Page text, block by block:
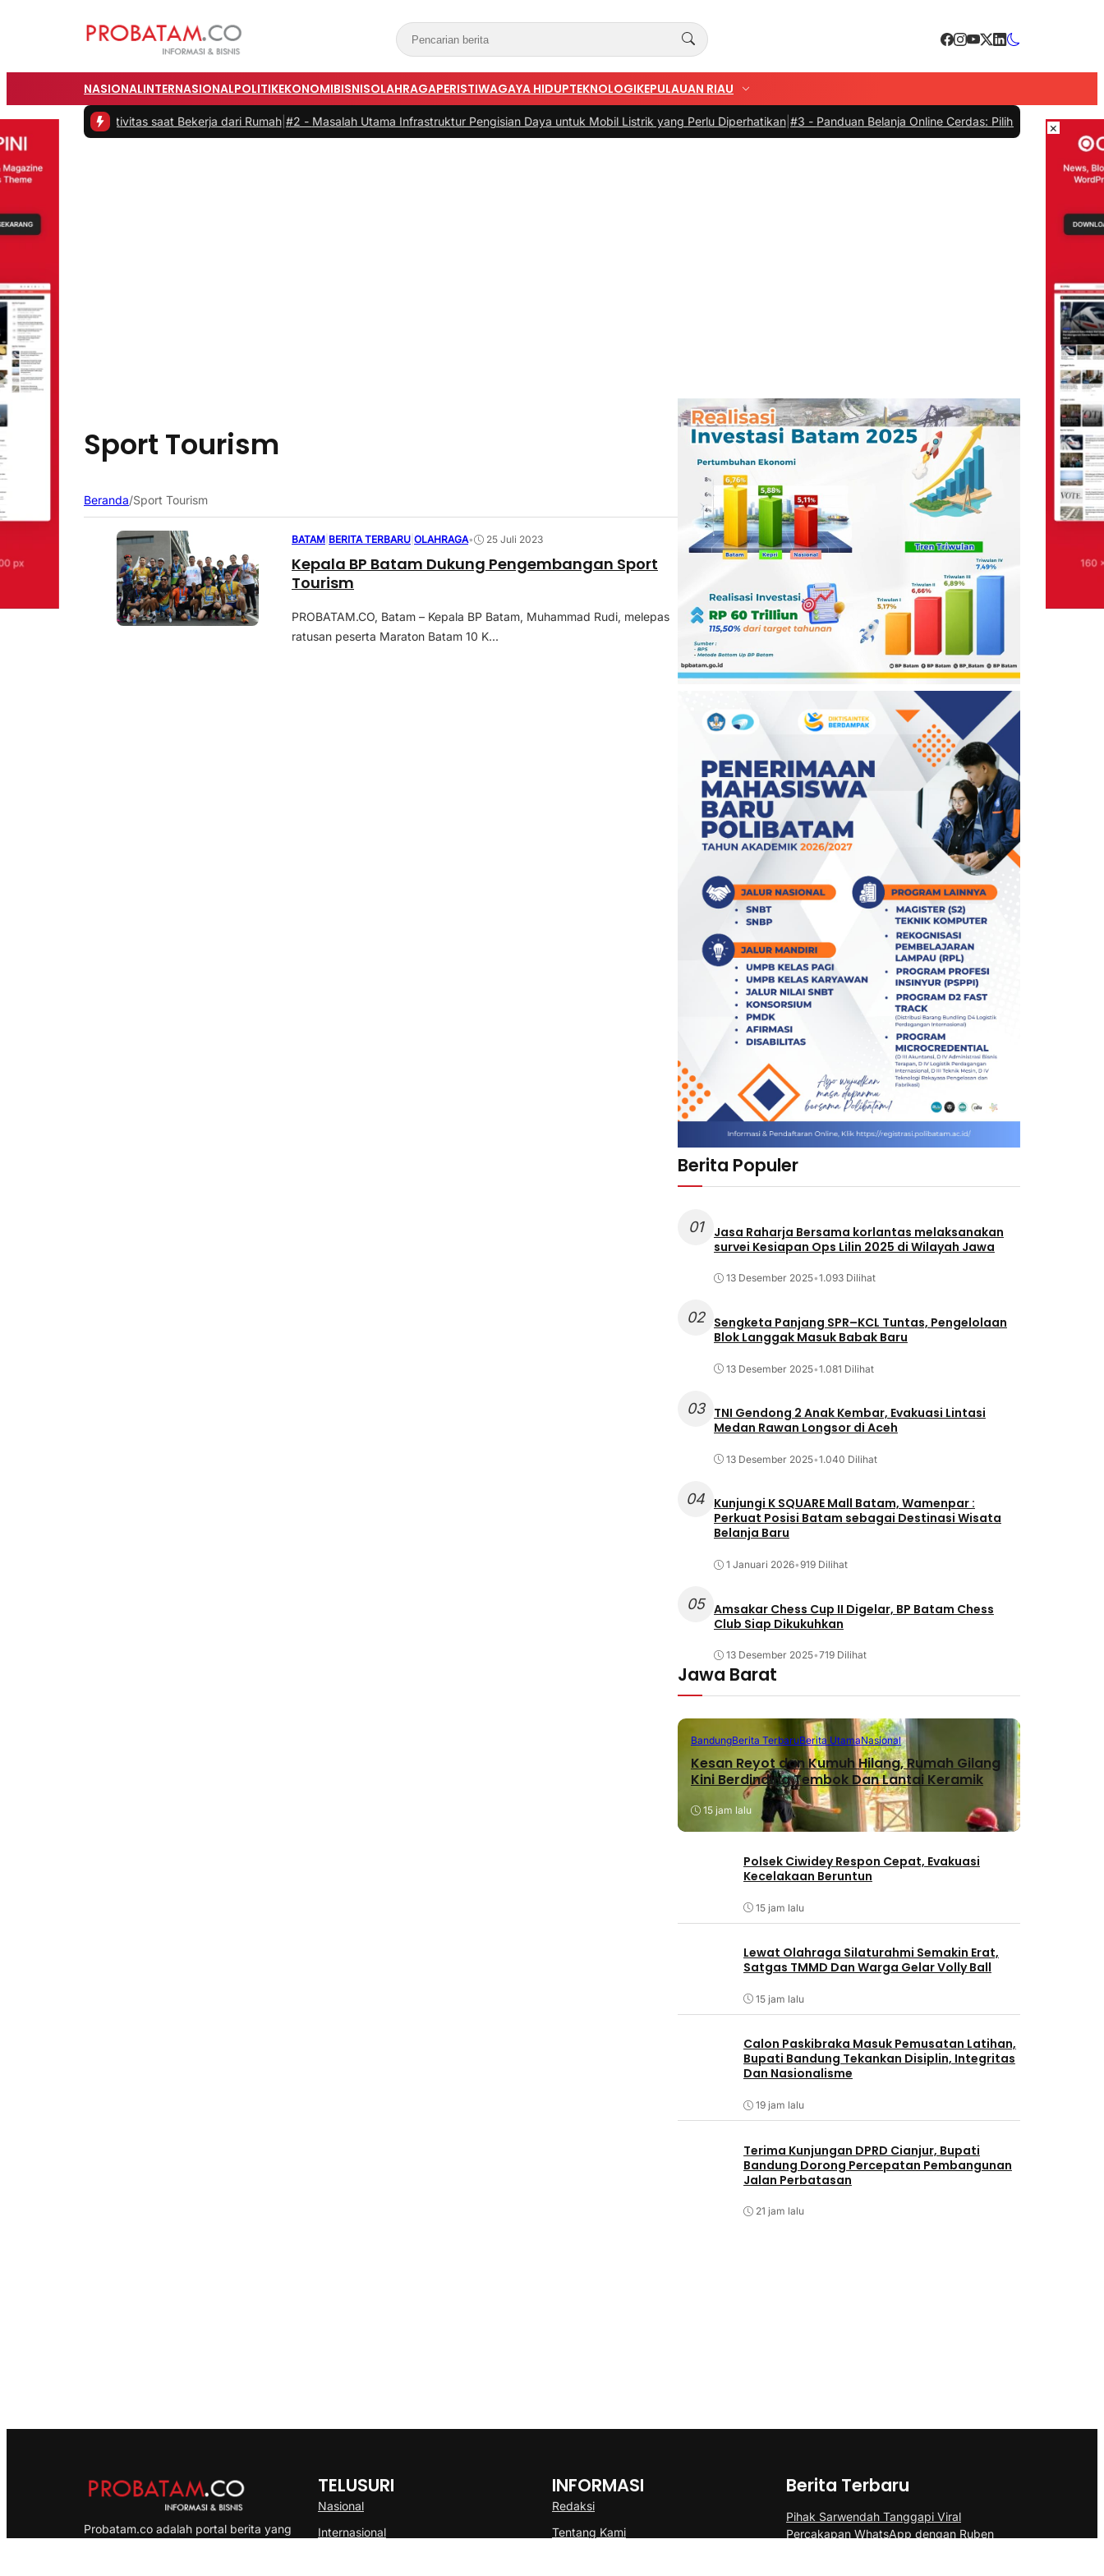
NASIONALINTERNASIONALPOLITIKEKONOMIBISNISOLAHRAGAPERISTIWAGAYA HIDUPTEKNOLOGIKEPULAUAN RIAU
Produktivitas saat Bekerja dari Rumah|#2 -Masalah Utama Infrastruktur Pengisian Daya untuk Mobil Listrik yang Perlu Diperhatikan|#3 -Panduan Belanja Online Cerdas: Pilih Produk dengan Bijak dan
Sport Tourism
Beranda/Sport Tourism
BATAM BERITA TERBARU |OLAHRAGA• 25 Juli 2023
Kepala BP Batam Dukung Pengembangan Sport
Tourism
PROBATAM.CO, Batam – Kepala BP Batam, Muhammad Rudi, melepas
ratusan peserta Maraton Batam 10 K...
Berita Populer
01
Jasa Raharja Bersama korlantas melaksanakan
survei Kesiapan Ops Lilin 2025 di Wilayah Jawa
13 Desember 2025•1.093 Dilihat
02
Sengketa Panjang SPR–KCL Tuntas, Pengelolaan
Blok Langgak Masuk Babak Baru
13 Desember 2025•1.081 Dilihat
03
TNI Gendong 2 Anak Kembar, Evakuasi Lintasi
Medan Rawan Longsor di Aceh
13 Desember 2025•1.040 Dilihat
04 Kunjungi K SQUARE Mall Batam, Wamenpar :
Perkuat Posisi Batam sebagai Destinasi Wisata
Belanja Baru
1 Januari 2026•919 Dilihat
05 Amsakar Chess Cup II Digelar, BP Batam Chess
Club Siap Dikukuhkan
13 Desember 2025•719 Dilihat
Jawa Barat
BandungBerita TerbaruBerita UtamaNasional
Kesan Reyot dan Kumuh Hilang, Rumah Gilang
Kini Berdinding Tembok Dan Lantai Keramik
15 jam lalu
Polsek Ciwidey Respon Cepat, Evakuasi
Kecelakaan Beruntun
15 jam lalu
Lewat Olahraga Silaturahmi Semakin Erat,
Satgas TMMD Dan Warga Gelar Volly Ball
15 jam lalu
Calon Paskibraka Masuk Pemusatan Latihan,
Bupati Bandung Tekankan Disiplin, Integritas
Dan Nasionalisme
19 jam lalu
Terima Kunjungan DPRD Cianjur, Bupati
Bandung Dorong Percepatan Pembangunan
Jalan Perbatasan
21 jam lalu
Probatam.co adalah portal berita yang
TELUSURI
Nasional
Internasional
INFORMASI
Redaksi
Tentang Kami
Berita Terbaru
Pihak Sarwendah Tanggapi Viral
Percakapan WhatsApp dengan Ruben
×